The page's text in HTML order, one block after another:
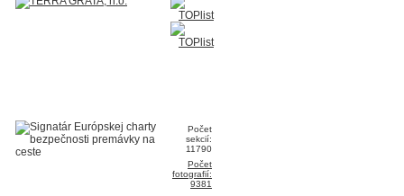
Počet
sekcií:
11790
Počet
fotografií:
9381